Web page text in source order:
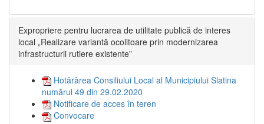
Expropriere pentru lucrarea de utilitate publică de interes
local „Realizare variantă ocolitoare prin modernizarea
infrastructurii rutiere existente”
Hotărârea Consiliului Local al Municipiului Slatina
numărul 49 din 29.02.2020
Notificare de acces în teren
Convocare